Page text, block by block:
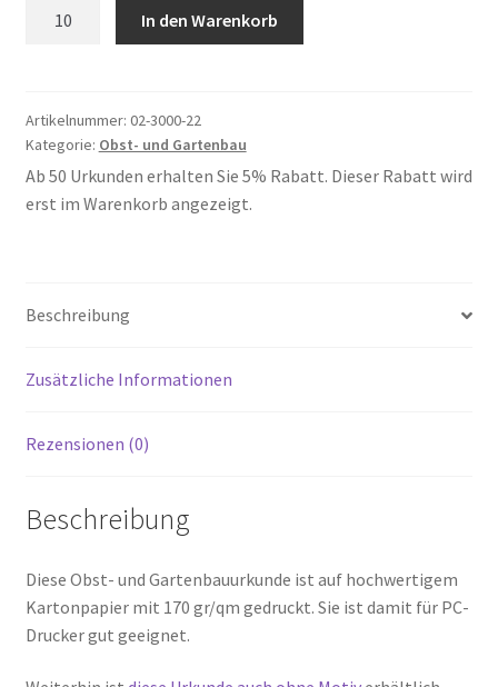
Menge
In den Warenkorb
Artikelnummer: 02-3000-22
Kategorie: Obst- und Gartenbau
Ab 50 Urkunden erhalten Sie 5% Rabatt. Dieser Rabatt wird
erst im Warenkorb angezeigt.
Beschreibung
Zusätzliche Informationen
Rezensionen (0)
Beschreibung
Diese Obst- und Gartenbauurkunde ist auf hochwertigem
Kartonpapier mit 170 gr/qm gedruckt. Sie ist damit für PC-
Drucker gut geeignet.